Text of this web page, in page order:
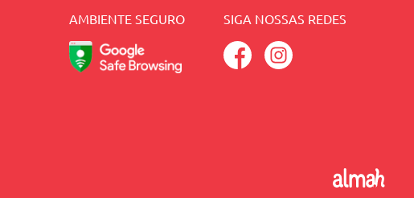
AMBIENTE SEGURO SIGA NOSSAS REDES